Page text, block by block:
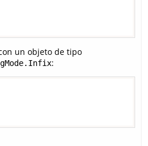
un objeto de tipo
: